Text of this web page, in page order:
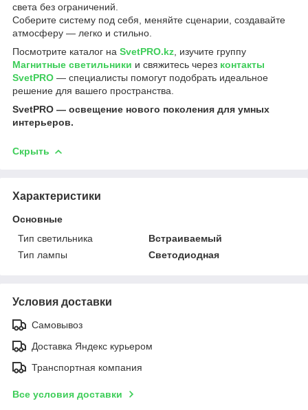
света без ограничений.
Соберите систему под себя, меняйте сценарии, создавайте
атмосферу — легко и стильно.
Посмотрите каталог на SvetPRO.kz , изучите группу
Магнитные светильники и свяжитесь через контакты
SvetPRO — специалисты помогут подобрать идеальное
решение для вашего пространства.
SvetPRO — освещение нового поколения для умных
интерьеров.
Скрыть
Характеристики
Основные
Тип светильника
Встраиваемый
Тип лампы
Светодиодная
Условия доставки
Самовывоз
Доставка Яндекс курьером
Транспортная компания
Все условия доставки